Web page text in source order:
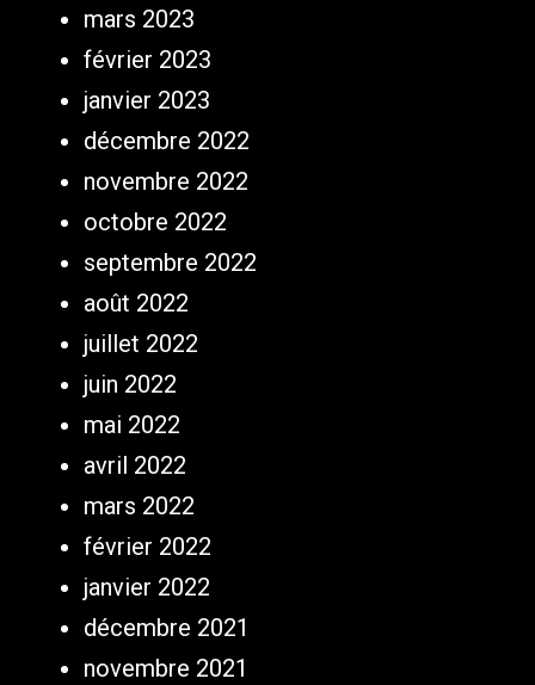
mars 2023
février 2023
janvier 2023
décembre 2022
novembre 2022
octobre 2022
septembre 2022
août 2022
juillet 2022
juin 2022
mai 2022
avril 2022
mars 2022
février 2022
janvier 2022
décembre 2021
novembre 2021